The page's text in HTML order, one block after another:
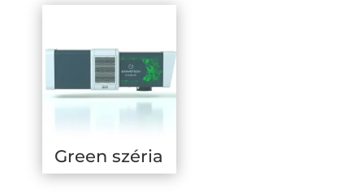
Green széria